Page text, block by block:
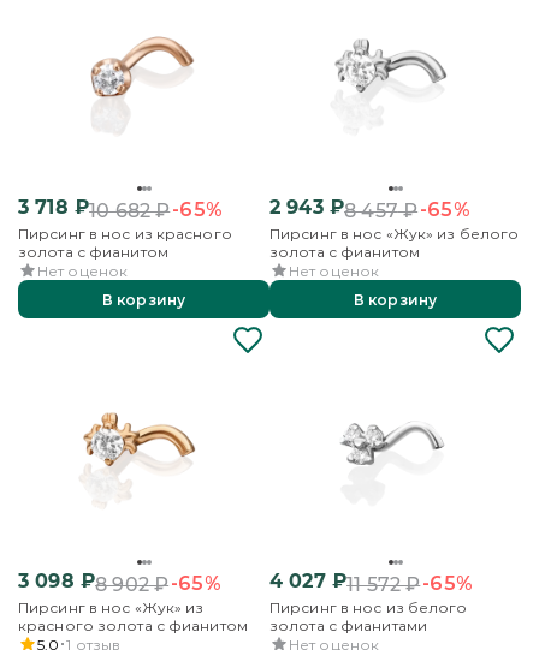
3 718 ₽10 682₽-65%
Пирсинг в нос из красного
золота с фианитом
Нет оценок
В корзину
2 943₽8 457₽-65%
Пирсинг в нос «Жук» из белого
золота с фианитом
Нет оценок
В корзину
3 098 ₽8 902₽-65%
Пирсинг в нос «Жук» из
красного золота с фианитом
5.0 1 отзыв
4 027₽11 572₽-65%
Пирсинг в нос из белого
золота с фианитами
Нет оценок